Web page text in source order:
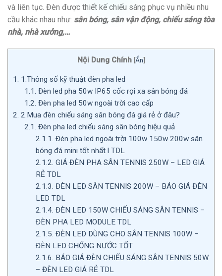
và liên tục. Đèn được thiết kế chiếu sáng phục vụ nhiều nhu
cầu khác nhau như: sân bóng, sân vận động, chiếu sáng tòa
nhà, nhà xưởng,…
Nội Dung Chính [Ẩn]
1. 1.Thông số kỹ thuật đèn pha led
1.1. Đèn led pha 50w IP65 cốc rọi xa sân bóng đá
1.2. Đèn pha led 50w ngoài trời cao cấp
2. 2.Mua đèn chiếu sáng sân bóng đá giá rẻ ở đâu?
2.1. Đèn pha led chiếu sáng sân bóng hiệu quả
2.1.1. Đèn pha led ngoài trời 100w 150w 200w sân
bóng đá mini tốt nhất l TDL
2.1.2. GIÁ ĐÈN PHA SÂN TENNIS 250W – LED GIÁ
RẺ TDL
2.1.3. ĐÈN LED SÂN TENNIS 200W – BÁO GIÁ ĐÈN
LED TDL
2.1.4. ĐÈN LED 150W CHIẾU SÁNG SÂN TENNIS –
ĐÈN PHA LED MODULE TDL
2.1.5. ĐÈN LED DÙNG CHO SÂN TENNIS 100W –
ĐÈN LED CHỐNG NƯỚC TỐT
2.1.6. BÁO GIÁ ĐÈN CHIẾU SÁNG SÂN TENNIS 50W
– ĐÈN LED GIÁ RẺ TDL